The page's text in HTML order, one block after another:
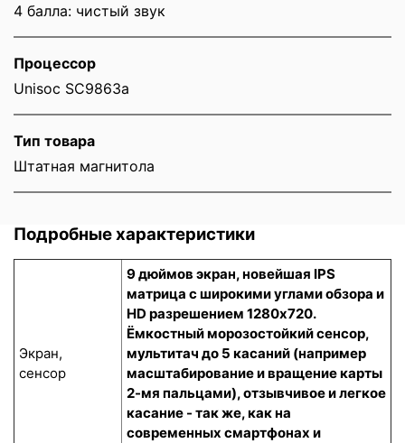
4 балла: чистый звук
Процессор
Unisoc SC9863a
Тип товара
Штатная магнитола
Подробные характеристики
Экран,
сенсор
9 дюймов экран, новейшая IPS
матрица с широкими углами обзора и
HD разрешением 1280x720.
Ёмкостный морозостойкий сенсор,
мультитач до 5 касаний (например
масштабирование и вращение карты
2-мя пальцами), отзывчивое и легкое
касание - так же, как на
современных смартфонах и